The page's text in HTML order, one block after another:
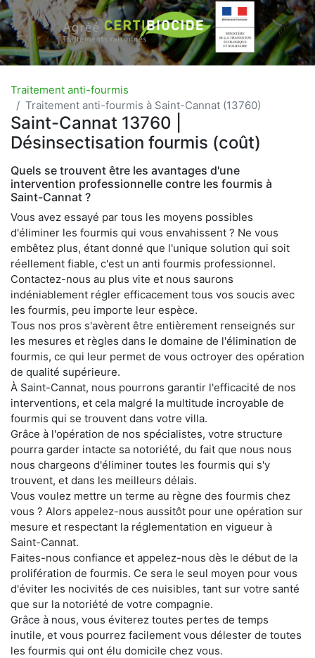
Traitement anti-fourmis
Traitement anti-fourmis à Saint-Cannat (13760)
Saint-Cannat 13760 |
Désinsectisation fourmis (coût)
Quels se trouvent être les avantages d'une
intervention professionnelle contre les fourmis à
Saint-Cannat ?
Vous avez essayé par tous les moyens possibles
d'éliminer les fourmis qui vous envahissent ? Ne vous
embêtez plus, étant donné que l'unique solution qui soit
réellement fiable, c'est un anti fourmis professionnel.
Contactez-nous au plus vite et nous saurons
indéniablement régler efficacement tous vos soucis avec
les fourmis, peu importe leur espèce.
Tous nos pros s'avèrent être entièrement renseignés sur
les mesures et règles dans le domaine de l'élimination de
fourmis, ce qui leur permet de vous octroyer des opération
de qualité supérieure.
À Saint-Cannat, nous pourrons garantir l'efficacité de nos
interventions, et cela malgré la multitude incroyable de
fourmis qui se trouvent dans votre villa.
Grâce à l'opération de nos spécialistes, votre structure
pourra garder intacte sa notoriété, du fait que nous nous
nous chargeons d'éliminer toutes les fourmis qui s'y
trouvent, et dans les meilleurs délais.
Vous voulez mettre un terme au règne des fourmis chez
vous ? Alors appelez-nous aussitôt pour une opération sur
mesure et respectant la réglementation en vigueur à
Saint-Cannat.
Faites-nous confiance et appelez-nous dès le début de la
prolifération de fourmis. Ce sera le seul moyen pour vous
d'éviter les nocivités de ces nuisibles, tant sur votre santé
que sur la notoriété de votre compagnie.
Grâce à nous, vous éviterez toutes pertes de temps
inutile, et vous pourrez facilement vous délester de toutes
les fourmis qui ont élu domicile chez vous.